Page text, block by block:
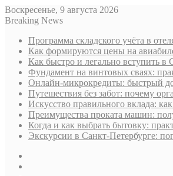
Воскресенье, 9 августа 2026
Breaking News
Программа складского учёта в
Как формируются цены на
Как быстро и легально вступить
Фундамент на винтовых сваях:
Онлайн-микрокредиты: быстрый
Путешествия без забот: почему
Искусство правильного вклада:
Преимущества проката машин:
Когда и как выбрать бытовку:
Экскурсии в Санкт-Петербурге: